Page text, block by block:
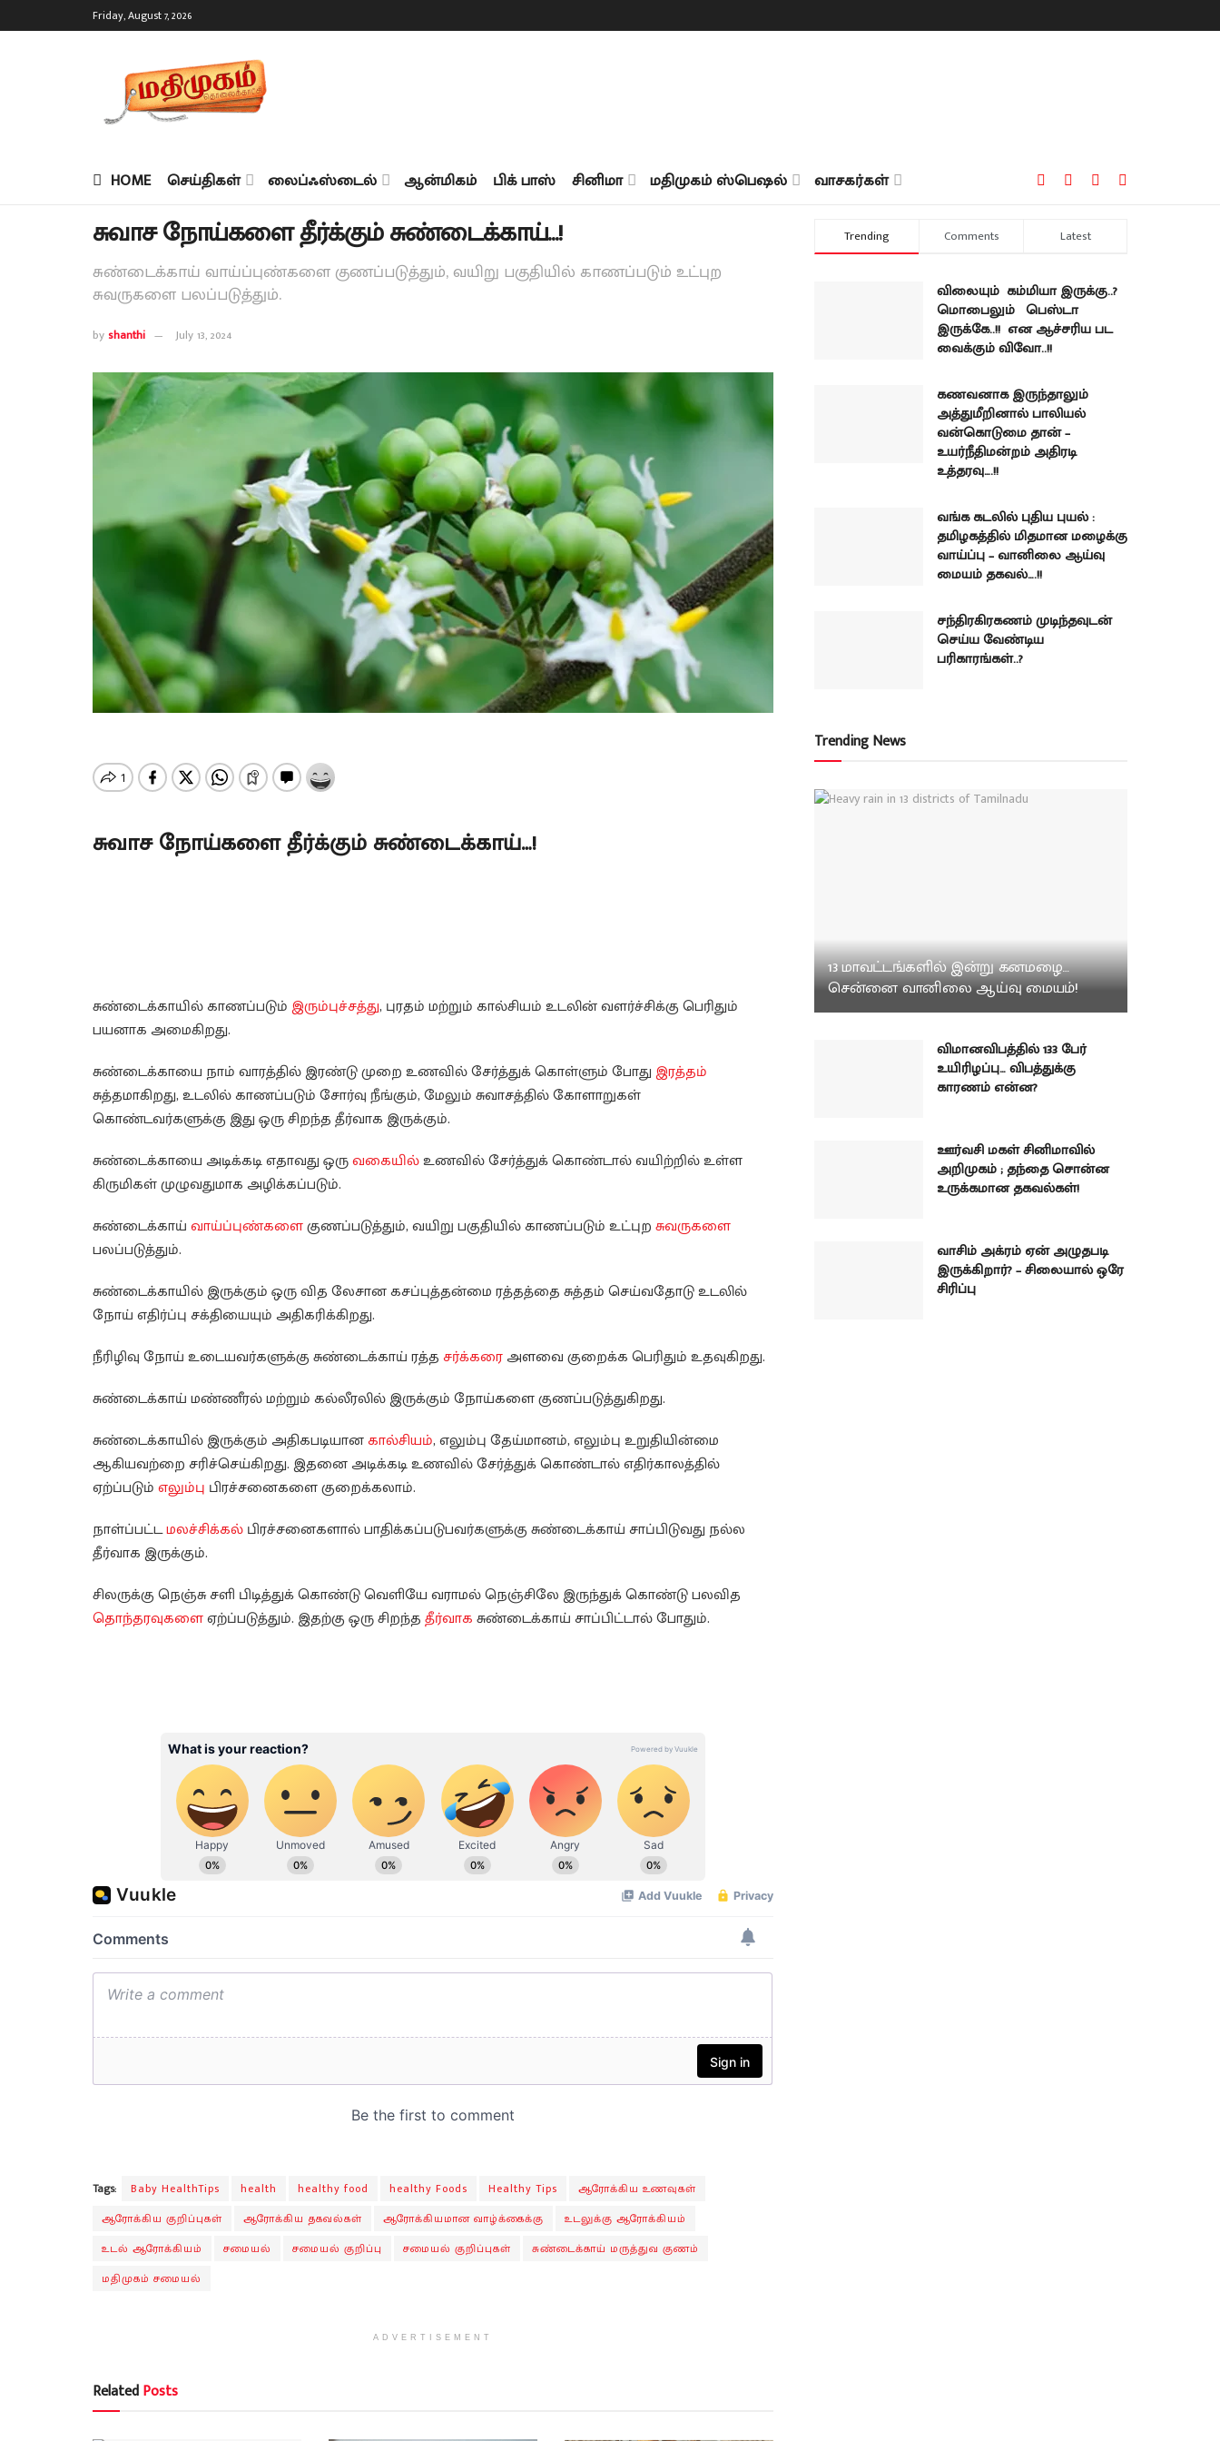
Friday, August 7, 2026
HOME செய்திகள் லைப்ஃஸ்டைல் ஆன்மிகம் பிக் பாஸ் சினிமா மதிமுகம் ஸ்பெஷல் வாசகர்கள்
சுவாச நோய்களை தீர்க்கும் சுண்டைக்காய்…!
சுண்டைக்காய் வாய்ப்புண்களை குணப்படுத்தும், வயிறு பகுதியில் காணப்படும் உட்புற
சுவருகளை பலப்படுத்தும்.
byshanthi July 13, 2024
சுவாச நோய்களை தீர்க்கும் சுண்டைக்காய்…!
சுண்டைக்காயில் காணப்படும்இரும்புச்சத்து, புரதம் மற்றும் கால்சியம் உடலின் வளர்ச்சிக்கு பெரிதும்
பயனாக அமைகிறது.
சுண்டைக்காயை நாம் வாரத்தில் இரண்டு முறை உணவில் சேர்த்துக் கொள்ளும் போதுஇரத்தம்
சுத்தமாகிறது, உடலில் காணப்படும் சோர்வு நீங்கும், மேலும் சுவாசத்தில் கோளாறுகள்
கொண்டவர்களுக்கு இது ஒரு சிறந்த தீர்வாக இருக்கும்.
சுண்டைக்காயை அடிக்கடி எதாவது ஒருவகையில்உணவில் சேர்த்துக் கொண்டால் வயிற்றில் உள்ள
கிருமிகள் முழுவதுமாக அழிக்கப்படும்.
சுண்டைக்காய்வாய்ப்புண்களைகுணப்படுத்தும், வயிறு பகுதியில் காணப்படும் உட்புறசுவருகளை
பலப்படுத்தும்.
சுண்டைக்காயில் இருக்கும் ஒரு வித லேசான கசப்புத்தன்மை ரத்தத்தை சுத்தம் செய்வதோடு உடலில்
நோய் எதிர்ப்பு சக்தியையும் அதிகரிக்கிறது.
நீரிழிவு நோய் உடையவர்களுக்கு சுண்டைக்காய் ரத்தசர்க்கரைஅளவை குறைக்க பெரிதும் உதவுகிறது.
சுண்டைக்காய் மண்ணீரல் மற்றும் கல்லீரலில் இருக்கும் நோய்களை குணப்படுத்துகிறது.
சுண்டைக்காயில் இருக்கும் அதிகபடியானகால்சியம், எலும்பு தேய்மானம், எலும்பு உறுதியின்மை
ஆகியவற்றை சரிச்செய்கிறது. இதனை அடிக்கடி உணவில் சேர்த்துக் கொண்டால் எதிர்காலத்தில்
ஏற்ப்படும்எலும்பு பிரச்சனைகளை குறைக்கலாம்.
நாள்ப்பட்டமலச்சிக்கல்பிரச்சனைகளால் பாதிக்கப்படுபவர்களுக்கு சுண்டைக்காய் சாப்பிடுவது நல்ல
தீர்வாக இருக்கும்.
சிலருக்கு நெஞ்சு சளி பிடித்துக் கொண்டு வெளியே வராமல் நெஞ்சிலே இருந்துக் கொண்டு பலவித
தொந்தரவுகளைஏற்ப்படுத்தும். இதற்கு ஒரு சிறந்ததீர்வாகசுண்டைக்காய் சாப்பிட்டால் போதும்.
Tags: Baby HealthTips health healthy food healthy Foods Healthy Tips
ஆரோக்கிய உணவுகள்
ஆரோக்கிய குறிப்புகள்
ஆரோக்கிய தகவல்கள் ஆரோக்கியமான வாழ்க்கைக்கு
உடலுக்கு ஆரோக்கியம்
உடல் ஆரோக்கியம்
சமையல் சமையல் குறிப்பு சமையல் குறிப்புகள்
சுண்டைக்காய் மருத்துவ குணம்
மதிமுகம் சமையல்
ADVERTISEMENT
RelatedPosts
Trending Comments Latest
விலையும் கம்மியா இருக்கு..?
மொபைலும் பெஸ்டா
இருக்கே..!! என ஆச்சரிய பட
வைக்கும் விவோ..!!
கணவனாக இருந்தாலும்
அத்துமீறினால் பாலியல்
வன்கொடுமை தான் –
உயர்நீதிமன்றம் அதிரடி
உத்தரவு….!!
வங்க கடலில் புதிய புயல் :
தமிழகத்தில் மிதமான மழைக்கு
வாய்ப்பு – வானிலை ஆய்வு
மையம் தகவல்….!!
சந்திரகிரகணம் முடிந்தவுடன்
செய்ய வேண்டிய
பரிகாரங்கள்..?
Trending News
13 மாவட்டங்களில் இன்று கனமழை…
சென்னை வானிலை ஆய்வு மையம்!
விமானவிபத்தில் 133 பேர்
உயிரிழப்பு… விபத்துக்கு
காரணம் என்ன?
ஊர்வசி மகள் சினிமாவில்
அறிமுகம் ; தந்தை சொன்ன
உருக்கமான தகவல்கள்!
வாசிம் அக்ரம் ஏன் அழுதபடி
இருக்கிறார்? – சிலையால் ஒரே
சிரிப்பு